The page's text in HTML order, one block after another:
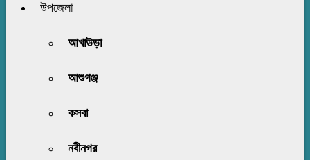
উপজেলা
আখাউড়া
আশুগঞ্জ
কসবা
নবীনগর